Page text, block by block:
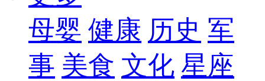
母婴 健康 历史 军
事 美食 文化 星座